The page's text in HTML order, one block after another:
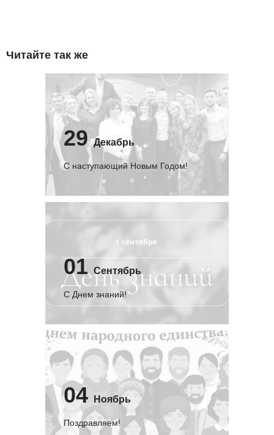
Читайте так же
29 Декабрь
С наступающий Новым Годом!
01 Сентябрь
C Днем знаний!
04 Ноябрь
Поздравляем!